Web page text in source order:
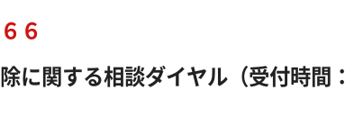
６
に関する相談ダイヤル（受付時間：